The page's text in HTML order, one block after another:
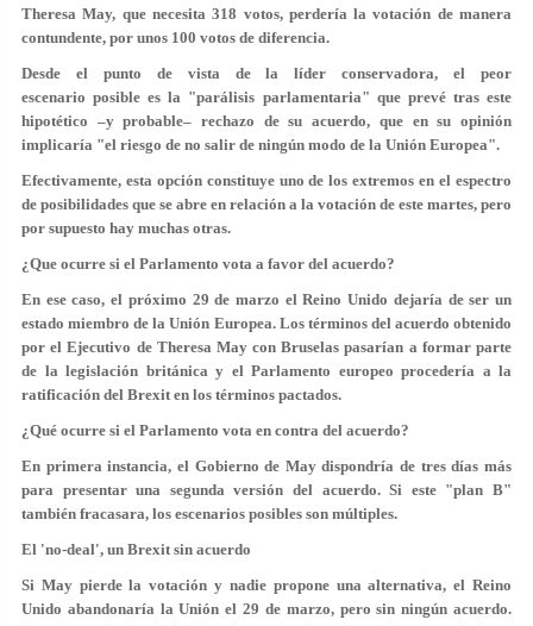
Theresa May, que necesita 318 votos, perdería la votación de manera
contundente, por unos 100 votos de diferencia.
Desde el punto de vista de la líder conservadora, el peor
escenario posible es la "parálisis parlamentaria" que prevé tras este
hipotético –y probable– rechazo de su acuerdo, que en su opinión
implicaría "el riesgo de no salir de ningún modo de la Unión Europea".
Efectivamente, esta opción constituye uno de los extremos en el espectro
de posibilidades que se abre en relación a la votación de este martes, pero
por supuesto hay muchas otras.
¿Que ocurre si el Parlamento vota a favor del acuerdo?
En ese caso, el próximo 29 de marzo el Reino Unido dejaría de ser un
estado miembro de la Unión Europea. Los términos del acuerdo obtenido
por el Ejecutivo de Theresa May con Bruselas pasarían a formar parte
de la legislación británica y el Parlamento europeo procedería a la
ratificación del Brexit en los términos pactados.
¿Qué ocurre si el Parlamento vota en contra del acuerdo?
En primera instancia, el Gobierno de May dispondría de tres días más
para presentar una segunda versión del acuerdo. Si este "plan B"
también fracasara, los escenarios posibles son múltiples.
El 'no-deal', un Brexit sin acuerdo
Si May pierde la votación y nadie propone una alternativa, el Reino
Unido abandonaría la Unión el 29 de marzo, pero sin ningún acuerdo.